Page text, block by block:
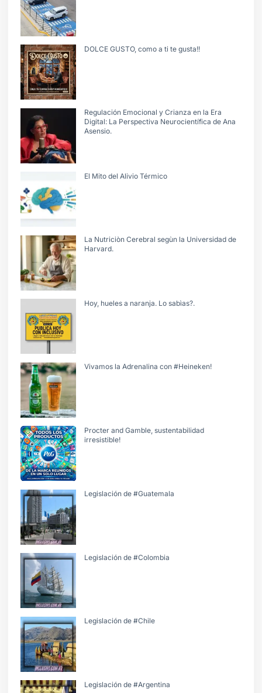
DOLCE GUSTO, como a ti te gusta!!
Regulación Emocional y Crianza en la Era
Digital: La Perspectiva Neurocientífica de Ana
Asensio.
El Mito del Alivio Térmico
La Nutriciòn Cerebral segùn la Universidad de
Harvard.
Hoy, hueles a naranja. Lo sabìas?.
Vivamos la Adrenalina con #Heineken!
Procter and Gamble, sustentabilidad
irresistible!
Legislación de #Guatemala
Legislación de #Colombia
Legislación de #Chile
Legislación de #Argentina